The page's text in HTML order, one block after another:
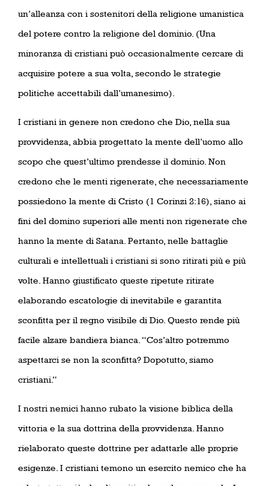
un’alleanza con i sostenitori della religione umanistica
del potere contro la religione del dominio. (Una
minoranza di cristiani può occasionalmente cercare di
acquisire potere a sua volta, secondo le strategie
politiche accettabili dall’umanesimo).
I cristiani in genere non credono che Dio, nella sua
provvidenza, abbia progettato la mente dell’uomo allo
scopo che quest’ultimo prendesse il dominio. Non
credono che le menti rigenerate, che necessariamente
possiedono la mente di Cristo (1 Corinzi 2:16), siano ai
fini del domino superiori alle menti non rigenerate che
hanno la mente di Satana. Pertanto, nelle battaglie
culturali e intellettuali i cristiani si sono ritirati più e più
volte. Hanno giustificato queste ripetute ritirate
elaborando escatologie di inevitabile e garantita
sconfitta per il regno visibile di Dio. Questo rende più
facile alzare bandiera bianca. “Cos’altro potremmo
aspettarci se non la sconfitta? Dopotutto, siamo
cristiani.”
I nostri nemici hanno rubato la visione biblica della
vittoria e la sua dottrina della provvidenza. Hanno
rielaborato queste dottrine per adattarle alle proprie
esigenze. I cristiani temono un esercito nemico che ha